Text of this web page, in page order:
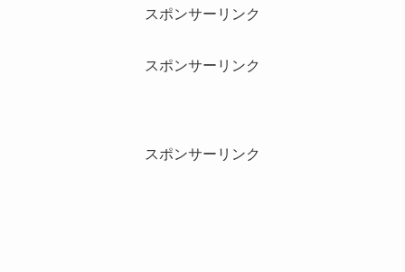
スポンサーリンク
スポンサーリンク
スポンサーリンク